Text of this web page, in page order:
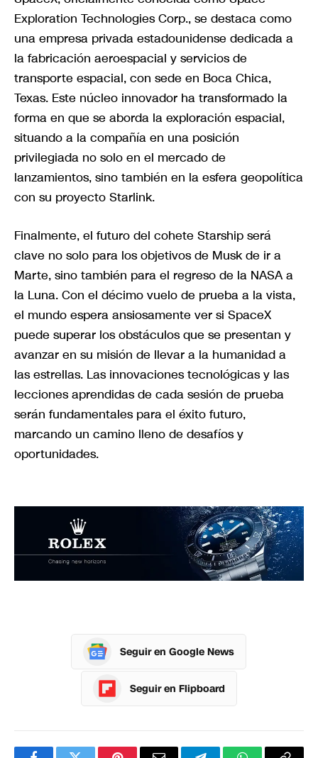
Exploration Technologies Corp., se destaca como
una empresa privada estadounidense dedicada a
la fabricación aeroespacial y servicios de
transporte espacial, con sede en Boca Chica,
Texas. Este núcleo innovador ha transformado la
forma en que se aborda la exploración espacial,
situando a la compañía en una posición
privilegiada no solo en el mercado de
lanzamientos, sino también en la esfera geopolítica
con su proyecto Starlink.
Finalmente, el futuro del cohete Starship será
clave no solo para los objetivos de Musk de ir a
Marte, sino también para el regreso de la NASA a
la Luna. Con el décimo vuelo de prueba a la vista,
el mundo espera ansiosamente ver si SpaceX
puede superar los obstáculos que se presentan y
avanzar en su misión de llevar a la humanidad a
las estrellas. Las innovaciones tecnológicas y las
lecciones aprendidas de cada sesión de prueba
serán fundamentales para el éxito futuro,
marcando un camino lleno de desafíos y
oportunidades.
Seguir en Google News
Seguir en Flipboard